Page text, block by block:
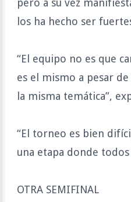
pero a su vez
los ha hecho ser
“El equipo no es que
es el mismo a pesar
la misma temática”,
“El torneo es bien
una etapa donde
OTRA SEMIFINAL